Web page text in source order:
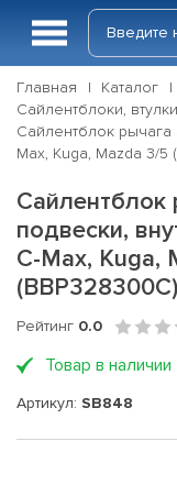
Главная Каталог
Сайлентблоки,
Сайлентблок рычага
Max, Kuga, Mazda 3/5
Сайлентблок
подвески,
C-Max, Kuga,
(BBP328300C)
Рейтинг 0.0
Товар в наличии
Артикул: SB848